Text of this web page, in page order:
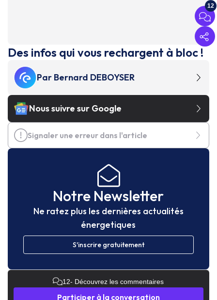
12
Des infos qui vous rechargent à bloc !
Par Bernard DEBOYSER
Nous suivre sur Google
Signaler une erreur dans l'article
Notre Newsletter
Ne ratez plus les dernières actualités
énergetiques
S'inscrire gratuitement
12- Découvrez les commentaires
Participer à la conversation